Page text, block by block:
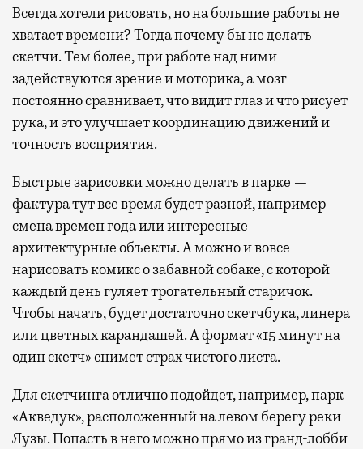
Всегда хотели рисовать, но на большие работы не
хватает времени? Тогда почему бы не делать
скетчи. Тем более, при работе над ними
задействуются зрение и моторика, а мозг
постоянно сравнивает, что видит глаз и что рисует
рука, и это улучшает координацию движений и
точность восприятия.
Быстрые зарисовки можно делать в парке —
фактура тут все время будет разной, например
смена времен года или интересные
архитектурные объекты. А можно и вовсе
нарисовать комикс о забавной собаке, с которой
каждый день гуляет трогательный старичок.
Чтобы начать, будет достаточно скетчбука, линера
или цветных карандашей. А формат «15 минут на
один скетч» снимет страх чистого листа.
Для скетчинга отлично подойдет, например, парк
«Акведук», расположенный на левом берегу реки
Яузы. Попасть в него можно прямо из гранд-лобби